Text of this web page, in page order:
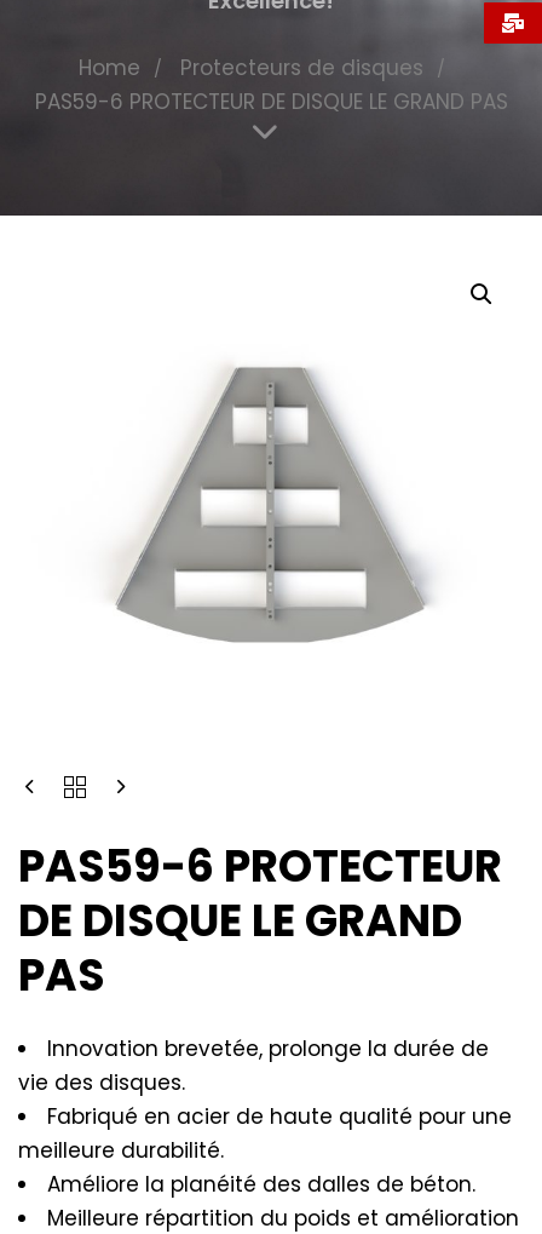
Home
Protecteurs de disques
PAS59-6 PROTECTEUR DE DISQUE LE GRAND PAS
PAS59-6 PROTECTEUR
DE DISQUE LE GRAND
PAS
Innovation brevetée, prolonge la durée de
vie des disques.
Fabriqué en acier de haute qualité pour une
meilleure durabilité.
Améliore la planéité des dalles de béton.
Meilleure répartition du poids et amélioration